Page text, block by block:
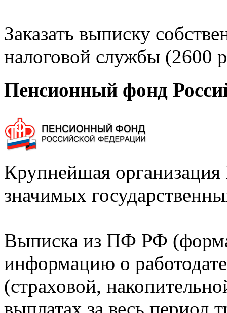
Заказать выписку
налоговой службы (2600
Пенсионный фонд
Крупнейшая
значимых
Выписка из ПФ РФ
информацию о
(страховой,
выплатах за весь период